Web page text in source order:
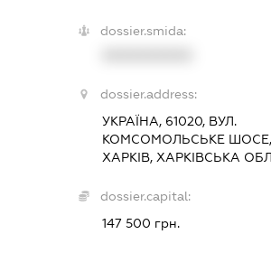
dossier.smida:
dossier.address:
УКРАЇНА, 61020, ВУЛ.
КОМСОМОЛЬСЬКЕ ШОСЕ,
ХАРКІВ, ХАРКІВСЬКА
dossier.capital:
147 500 грн.